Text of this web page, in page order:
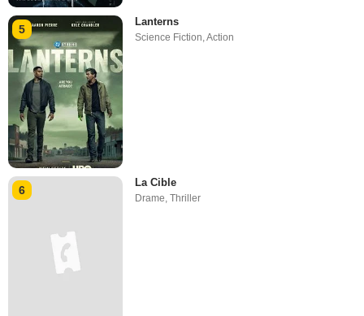
5
Lanterns
Science Fiction ,Action
6
La Cible
Drame,Thriller